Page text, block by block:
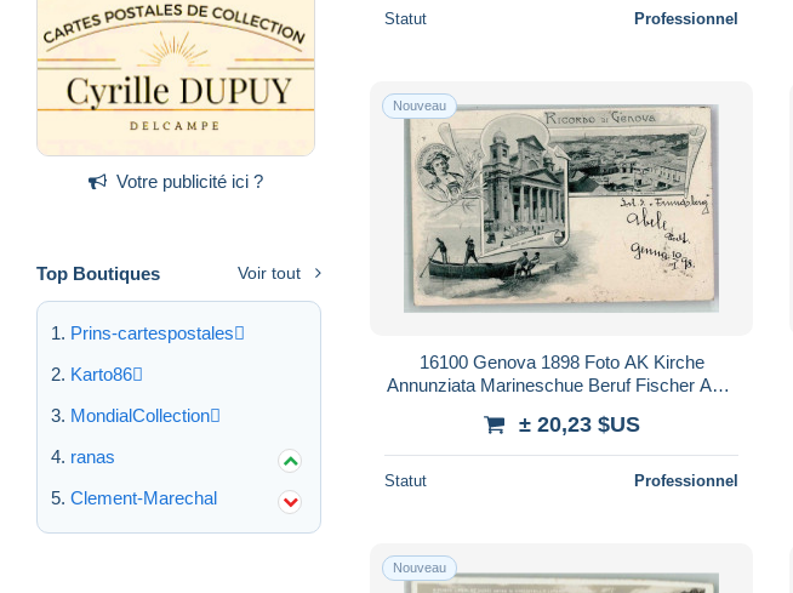
Votre publicité ici ?
Top Boutiques Voir tout
Prins-cartespostales
Karto86
MondialCollection
ranas
Clement-Marechal
Statut Professionnel
Nouveau
16100 Genova 1898 Foto AK Kirche
Annunziata Marineschue Beruf Fischer Ad...
± 20,23 $US
Statut Professionnel
Nouveau